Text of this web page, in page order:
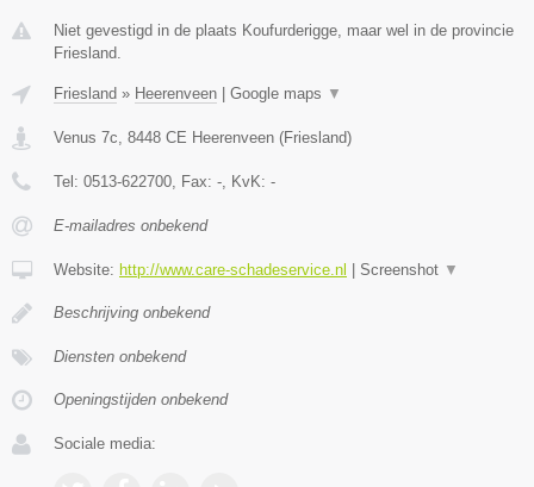
Niet gevestigd in de plaats Koufurderigge, maar wel in de provincie
Friesland.
Friesland » Heerenveen Google maps ▼
Venus 7c, 8448 CE Heerenveen (Friesland)
Tel: 0513-622700, Fax: -, KvK: -
E-mailadres onbekend
Website: http://www.care-schadeservice.nl Screenshot ▼
Beschrijving onbekend
Diensten onbekend
Openingstijden onbekend
Sociale media: